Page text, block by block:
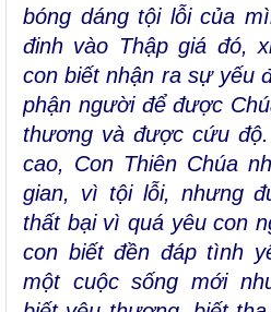
bóng dáng tội lỗi của
đinh vào Thập giá đó,
con biết nhận ra sự yếu
phận người để được
thương và được cứu
cao, Con Thiên Chúa
gian, vì tội lỗi, nhưng
thất bại vì quá yêu con
con biết đền đáp tình
một cuộc sống mới